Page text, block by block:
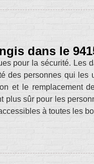
dans le
pour la sécurité. Les
des personnes qui les
et le remplacement
plus sûr pour les
à toutes les